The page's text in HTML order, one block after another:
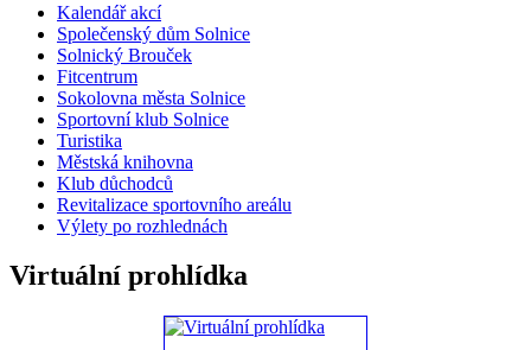
Kalendář akcí
Společenský dům Solnice
Solnický Brouček
Fitcentrum
Sokolovna města Solnice
Sportovní klub Solnice
Turistika
Městská knihovna
Klub důchodců
Revitalizace sportovního areálu
Výlety po rozhlednách
Virtuální prohlídka